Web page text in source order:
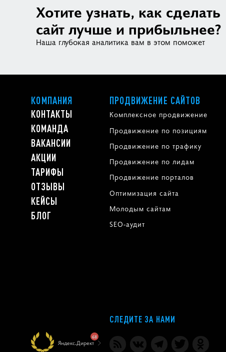
Хотите узнать, как сделать
сайт лучше и прибыльнее?
Наша глубокая аналитика вам в этом поможет
КОМПАНИЯ
КОНТАКТЫ
КОМАНДА
ВАКАНСИИ
АКЦИИ
ТАРИФЫ
ОТЗЫВЫ
КЕЙСЫ
БЛОГ
ПРОДВИЖЕНИЕ САЙТОВ
Комплексное продвижение
Продвижение по позициям
Продвижение по трафику
Продвижение по лидам
Продвижение порталов
Оптимизация сайта
Молодым сайтам
SEO-аудит
Яндекс.Директ
68
СЛЕДИТЕ ЗА НАМИ